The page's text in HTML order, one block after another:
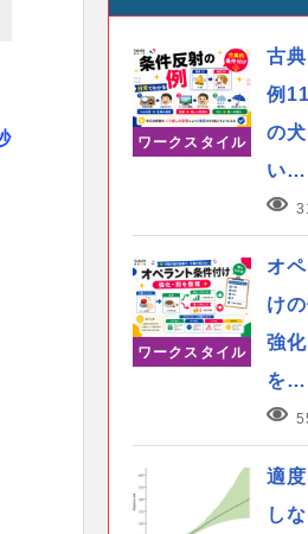
ワークスタイル
古
例
の
い…
ワークスタイル
オ
け
強
を…
適
し